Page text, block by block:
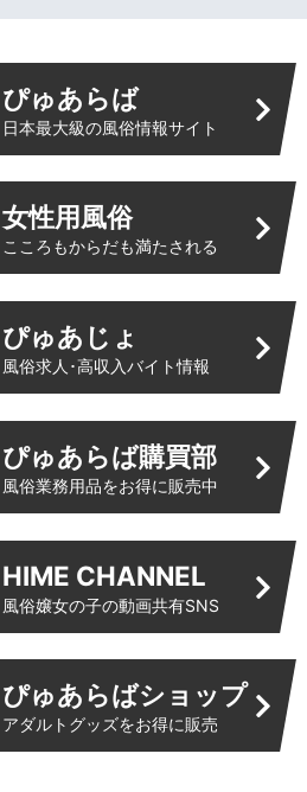
ぴゅあらば
日本最大級の風俗情報サイト
女性用風俗
こころもからだも満たされる
ぴゅあじょ
風俗求人･高収入バイト情報
ぴゅあらば購買部
風俗業務用品をお得に販売中
HIME CHANNEL
風俗嬢女の子の動画共有SNS
ぴゅあらばショップ
アダルトグッズをお得に販売